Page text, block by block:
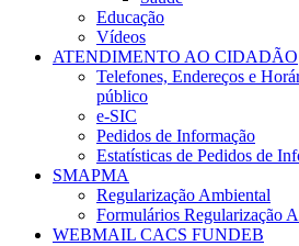
Educação
Vídeos
ATENDIMENTO AO CIDADÃO
Telefones, Endereços e
público
e-SIC
Pedidos de Informação
Estatísticas de Pedidos de
SMAPMA
Regularização Ambiental
Formulários Regularização
WEBMAIL CACS FUNDEB